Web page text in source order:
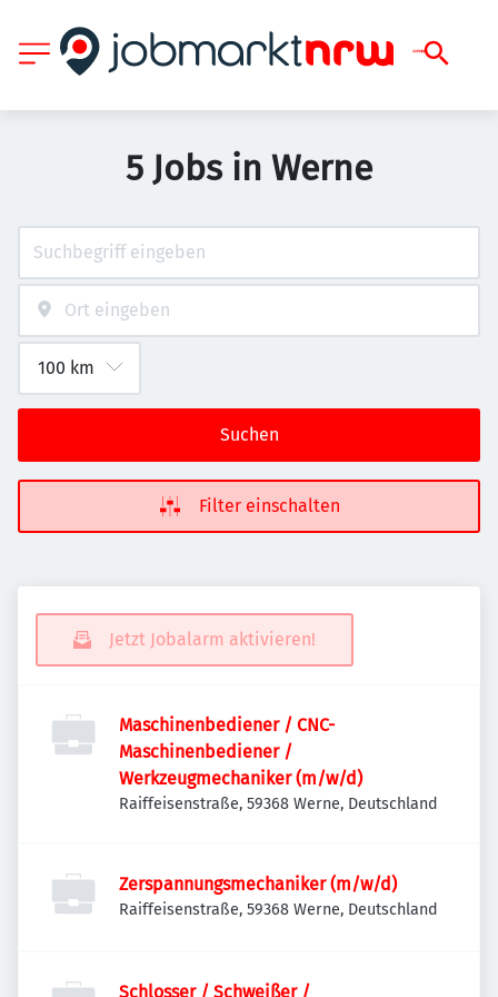
5 Jobs in Werne
Suchen
Filter einschalten
Jetzt Jobalarm aktivieren!
Maschinenbediener / CNC-
Maschinenbediener /
Werkzeugmechaniker (m/w/d)
Raiffeisenstraße, 59368 Werne, Deutschland
Zerspannungsmechaniker (m/w/d)
Raiffeisenstraße, 59368 Werne, Deutschland
Schlosser / Schweißer /